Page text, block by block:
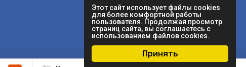
Принять
Этот сайт использует файлы cookies
для более комфортной работы
пользователя. Продолжая просмотр
страниц сайта, вы соглашаетесь с
использованием файлов cookies.